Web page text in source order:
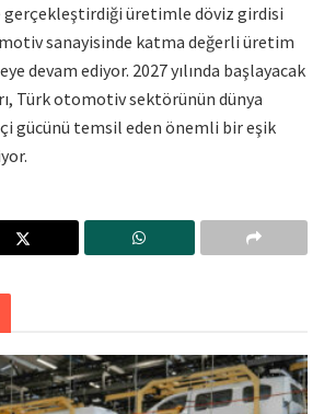
üretimle döviz girdisi
sanayisinde katma değerli üretim
devam ediyor. 2027 yılında başlayacak
Türk otomotiv sektörünün dünya
gücünü temsil eden önemli bir eşik